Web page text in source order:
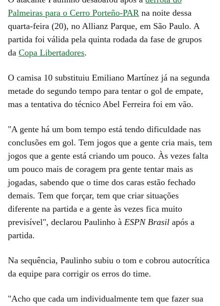
Palmeiras para o Cerro Porteño-PAR na noite dessa
quarta-feira (20), no Allianz Parque, em São Paulo. A
partida foi válida pela quinta rodada da fase de grupos
da Copa Libertadores.
O camisa 10 substituiu Emiliano Martínez já na segunda
metade do segundo tempo para tentar o gol de empate,
mas a tentativa do técnico Abel Ferreira foi em vão.
"A gente há um bom tempo está tendo dificuldade nas
conclusões em gol. Tem jogos que a gente cria mais, tem
jogos que a gente está criando um pouco. Às vezes falta
um pouco mais de coragem pra gente tentar mais as
jogadas, sabendo que o time dos caras estão fechado
demais. Tem que forçar, tem que criar situações
diferente na partida e a gente às vezes fica muito
previsível", declarou Paulinho à ESPN Brasil após a
partida.
Na sequência, Paulinho subiu o tom e cobrou autocrítica
da equipe para corrigir os erros do time.
"Acho que cada um individualmente tem que fazer sua